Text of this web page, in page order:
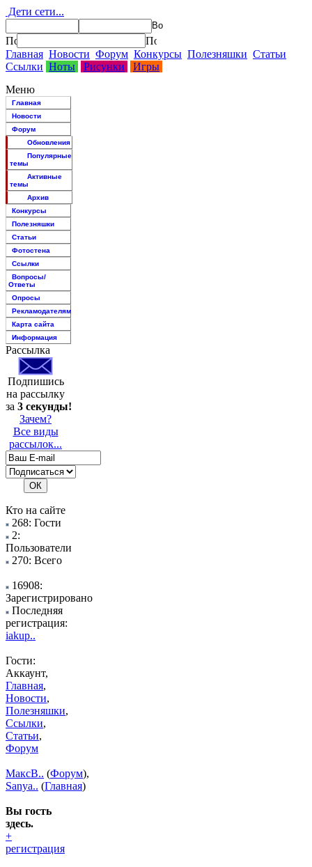
Дети сети...
Главная Новости Форум Конкурсы Полезняшки Статьи
Ссылки Ноты Рисунки
Игры
Меню
Главная
Новости
Форум
Обновления
Популярные
темы
Активные
темы
Архив
Конкурсы
Полезняшки
Статьи
Фотостена
Ссылки
Вопросы/
Ответы
Опросы
Рекламодателям
Карта сайта
Информация
Рассылка
Подпишись
на рассылку
за 3 секунды!
Зачем?
Все виды
рассылок...
Кто на сайте
268: Гости
2:
Пользователи
270: Всего
16908:
Зарегистрировано
Последняя
регистрация:
iakup..
Гости:
Аккаунт,
Главная,
Новости,
Полезняшки,
Ссылки,
Статьи,
Форум
МаксВ.. (Форум),
Sanya.. (Главная)
Вы гость
здесь.
+
регистрация